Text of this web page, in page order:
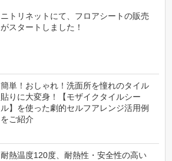
ニトリネットにて、フロアシートの販売
がスタートしました！
簡単！おしゃれ！洗面所を憧れのタイル
貼りに大変身！【モザイクタイルシー
ル】を使った劇的セルフアレンジ活用例
をご紹介
耐熱温度120度、耐熱性・安全性の高い